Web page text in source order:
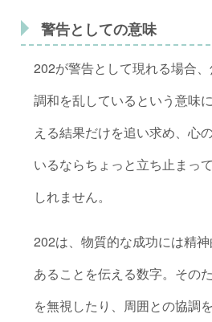
警告としての意味
202が警告として現れる場合
調和を乱しているという意味
える結果だけを追い求め、心
いるならちょっと立ち止まっ
しれません。
202は、物質的な成功には精
あることを伝える数字。その
を無視したり、周囲との協調